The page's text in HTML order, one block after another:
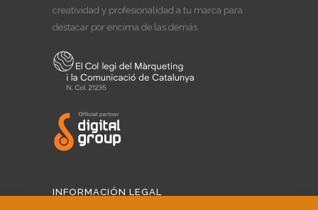
creatividad y profesionalidad a tu marca para
destacar por encima de las demás.
INFORMACIÓN LEGAL